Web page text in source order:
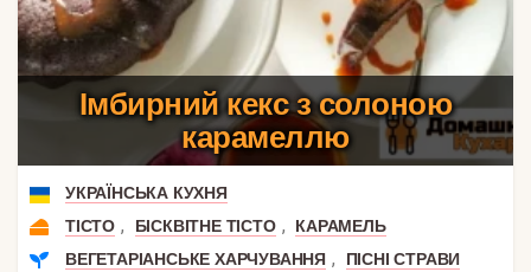
Імбирний кекс з солоною
карамеллю
УКРАЇНСЬКА КУХНЯ
ТІСТО , БІСКВІТНЕ ТІСТО ,
КАРАМЕЛЬ
ВЕГЕТАРІАНСЬКЕ ХАРЧУВАННЯ ,
ПІСНІ СТРАВИ